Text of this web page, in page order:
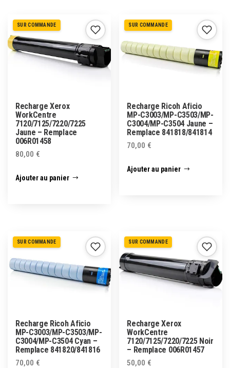
SUR COMMANDE
Recharge Xerox
WorkCentre
7120/7125/7220/7225
Jaune – Remplace
006R01458
80,00 €
Ajouter au panier
SUR COMMANDE
Recharge Ricoh Aficio
MP-C3003/MP-C3503/MP-
C3004/MP-C3504 Jaune –
Remplace 841818/841814
70,00 €
Ajouter au panier
SUR COMMANDE
Recharge Ricoh Aficio
MP-C3003/MP-C3503/MP-
C3004/MP-C3504 Cyan –
Remplace 841820/841816
70,00 €
SUR COMMANDE
Recharge Xerox
WorkCentre
7120/7125/7220/7225 Noir
– Remplace 006R01457
50,00 €